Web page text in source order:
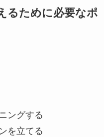
るために必要なポ
ングする
を立てる